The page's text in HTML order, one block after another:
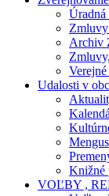
Úradná
Archiv
Udalosti v
Knižné
VOĽBY ,